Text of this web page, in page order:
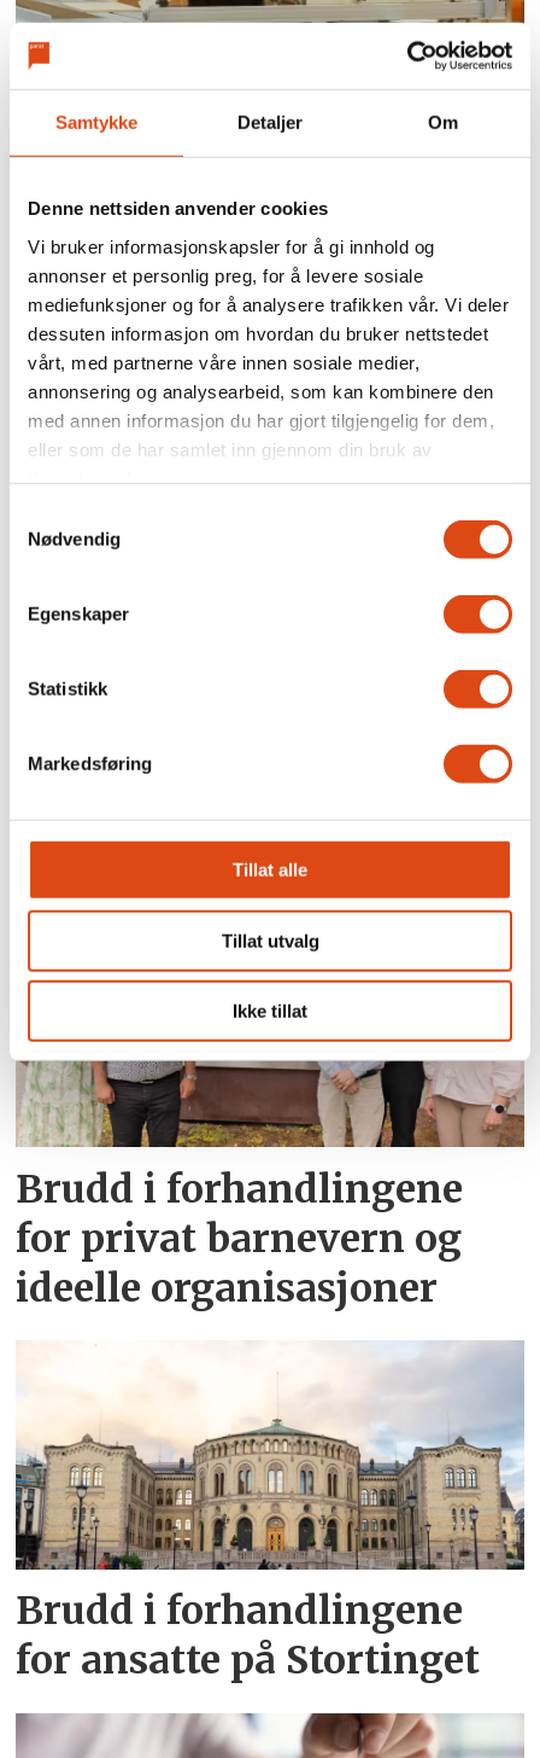
Samtykke Detaljer Om
Denne nettsiden anvender cookies
Vi bruker informasjonskapsler for å gi innhold og
annonser et personlig preg, for å levere sosiale
mediefunksjoner og for å analysere trafikken vår. Vi deler
dessuten informasjon om hvordan du bruker nettstedet
vårt, med partnerne våre innen sosiale medier,
annonsering og analysearbeid, som kan kombinere den
med annen informasjon du har gjort tilgjengelig for dem,
eller som de har samlet inn gjennom din bruk av
Nødvendig
Egenskaper
Statistikk
Markedsføring
Tillat alle
Tillat utvalg
Ikke tillat
Arbeidsgivere kan få fire
års lønnstilskudd for unge
Joakim Aadland: – Vi
trenger et organisert
kulturliv
På høygir gjennom natten
Brudd i forhandlingene
for privat barnevern og
ideelle organisasjoner
Brudd i forhandlingene
for ansatte på Stortinget